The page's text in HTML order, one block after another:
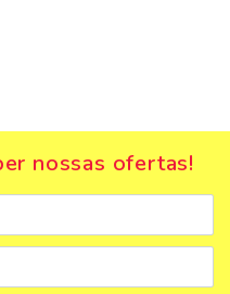
nossas ofertas!